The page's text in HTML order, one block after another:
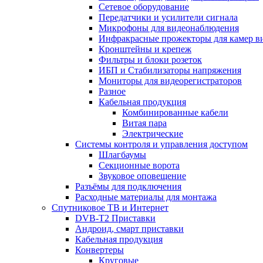
Сетевое оборудование
Передатчики и усилители сигнала
Микрофоны для видеонаблюдения
Инфракрасные прожекторы для камер
Кронштейны и крепеж
Фильтры и блоки розеток
ИБП и Стабилизаторы напряжения
Мониторы для видеорегистраторов
Разное
Кабельная продукция
Комбинированные кабели
Витая пара
Электрические
Системы контроля и управления доступом
Шлагбаумы
Секционные ворота
Звуковое оповещение
Разъёмы для подключения
Расходные материалы для монтажа
Спутниковое ТВ и Интернет
DVB-Т2 Приставки
Андроид, смарт приставки
Кабельная продукция
Конвертеры
Круговые